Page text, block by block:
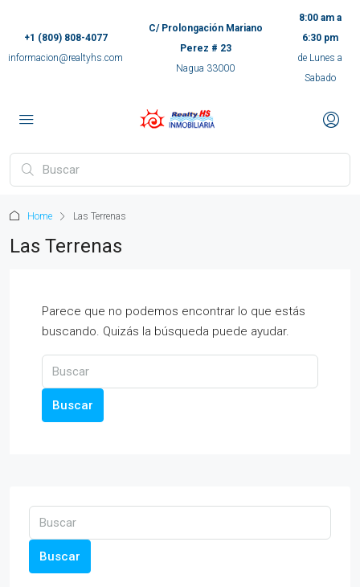
+1 (809) 808-4077
informacion@realtyhs.com
C/ Prolongación Mariano
Perez # 23
Nagua 33000
8:00 am a
6:30 pm
de Lunes a
Sabado
Home Las Terrenas
Las Terrenas
Parece que no podemos encontrar lo que estás
buscando. Quizás la búsqueda puede ayudar.
Buscar
Buscar